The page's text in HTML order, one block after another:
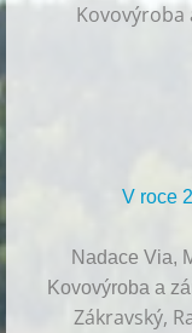
Kovovýroba
V roce
Nadace Via,
Kovovýroba a
Zákravský,